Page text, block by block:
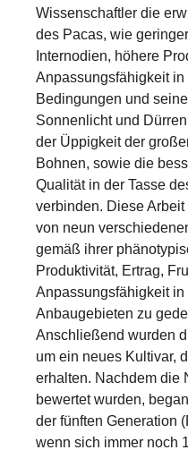
Wissenschaftler die
des Pacas, wie
Internodien, höhere
Anpassungsfähigkeit
Bedingungen und
Sonnenlicht und
der Üppigkeit der
Bohnen, sowie die
Qualität in der Tasse
verbinden. Diese
von neun
gemäß ihrer
Produktivität, Ertrag,
Anpassungsfähigkeit
Anbaugebieten zu
Anschließend wurden
um ein neues Kultivar,
erhalten. Nachdem die
bewertet wurden,
der fünften Generation
wenn sich immer noch